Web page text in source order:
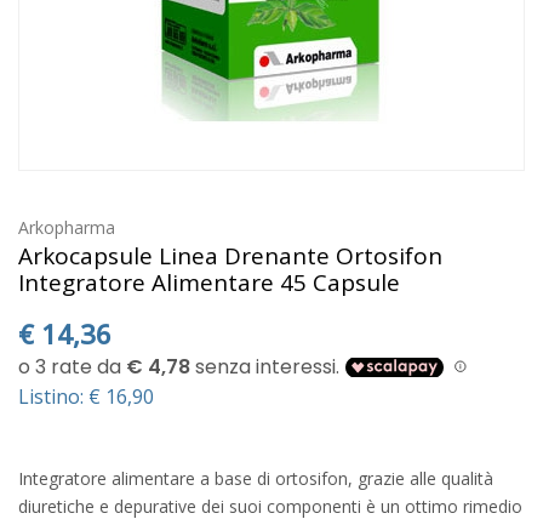
Arkopharma
Arkocapsule Linea Drenante Ortosifon
Integratore Alimentare 45 Capsule
€ 14,36
Listino: € 16,90
Integratore alimentare a base di ortosifon, grazie alle qualità
diuretiche e depurative dei suoi componenti è un ottimo rimedio